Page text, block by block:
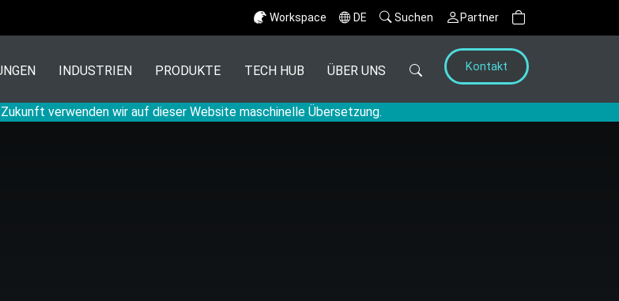
Workspace DE Suchen Partner
verwenden wir auf dieser Website maschinelle Übersetzung.
INDUSTRIEN PRODUKTE TECH HUB ÜBER UNS Kontakt